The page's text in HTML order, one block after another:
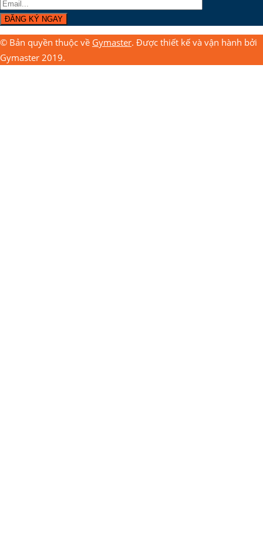
© Bản quyền thuộc về Gymaster. Được thiết kế và vận hành bởi
Gymaster 2019.